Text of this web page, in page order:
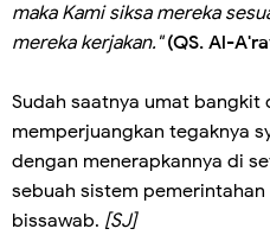
maka Kami siksa mereka
mereka kerjakan." (QS. Al-
Sudah saatnya umat bangkit
memperjuangkan tegaknya
dengan menerapkannya di
sebuah sistem pemerintahan
bissawab. [SJ]